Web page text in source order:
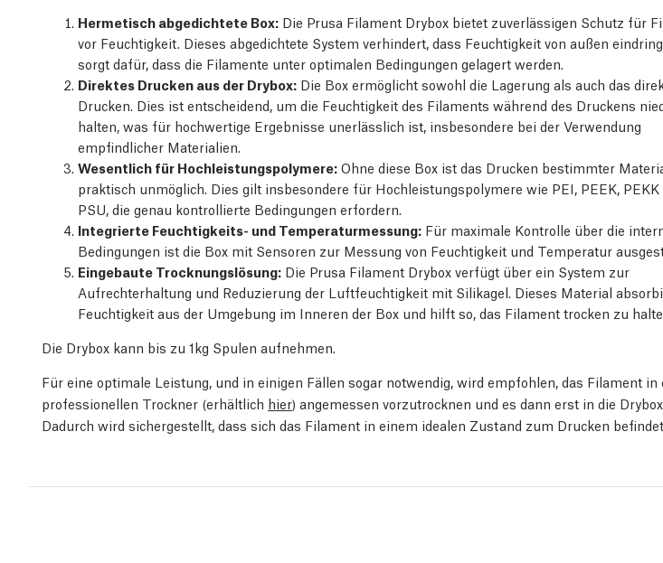
Hermetisch abgedichtete Box: Die Prusa Filament Drybox bietet zuverlässigen Schutz für
vor Feuchtigkeit. Dieses abgedichtete System verhindert, dass Feuchtigkeit von außen
sorgt dafür, dass die Filamente unter optimalen Bedingungen gelagert werden.
Direktes Drucken aus der Drybox: Die Box ermöglicht sowohl die Lagerung als auch das
Drucken. Dies ist entscheidend, um die Feuchtigkeit des Filaments während des Druckens
halten, was für hochwertige Ergebnisse unerlässlich ist, insbesondere bei der Verwendung
empfindlicher Materialien.
Wesentlich für Hochleistungspolymere: Ohne diese Box ist das Drucken bestimmter
praktisch unmöglich. Dies gilt insbesondere für Hochleistungspolymere wie PEI, PEEK, PEKK
PSU, die genau kontrollierte Bedingungen erfordern.
Integrierte Feuchtigkeits- und Temperaturmessung: Für maximale Kontrolle über die
Bedingungen ist die Box mit Sensoren zur Messung von Feuchtigkeit und Temperatur
Eingebaute Trocknungslösung: Die Prusa Filament Drybox verfügt über ein System zur
Aufrechterhaltung und Reduzierung der Luftfeuchtigkeit mit Silikagel. Dieses Material
Feuchtigkeit aus der Umgebung im Inneren der Box und hilft so, das Filament trocken zu
Die Drybox kann bis zu 1kg Spulen aufnehmen.
Für eine optimale Leistung, und in einigen Fällen sogar notwendig, wird empfohlen, das Filament in
professionellen Trockner (erhältlich hier) angemessen vorzutrocknen und es dann erst in die
Dadurch wird sichergestellt, dass sich das Filament in einem idealen Zustand zum Drucken